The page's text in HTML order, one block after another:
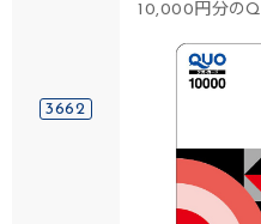
3662
10,000円分の